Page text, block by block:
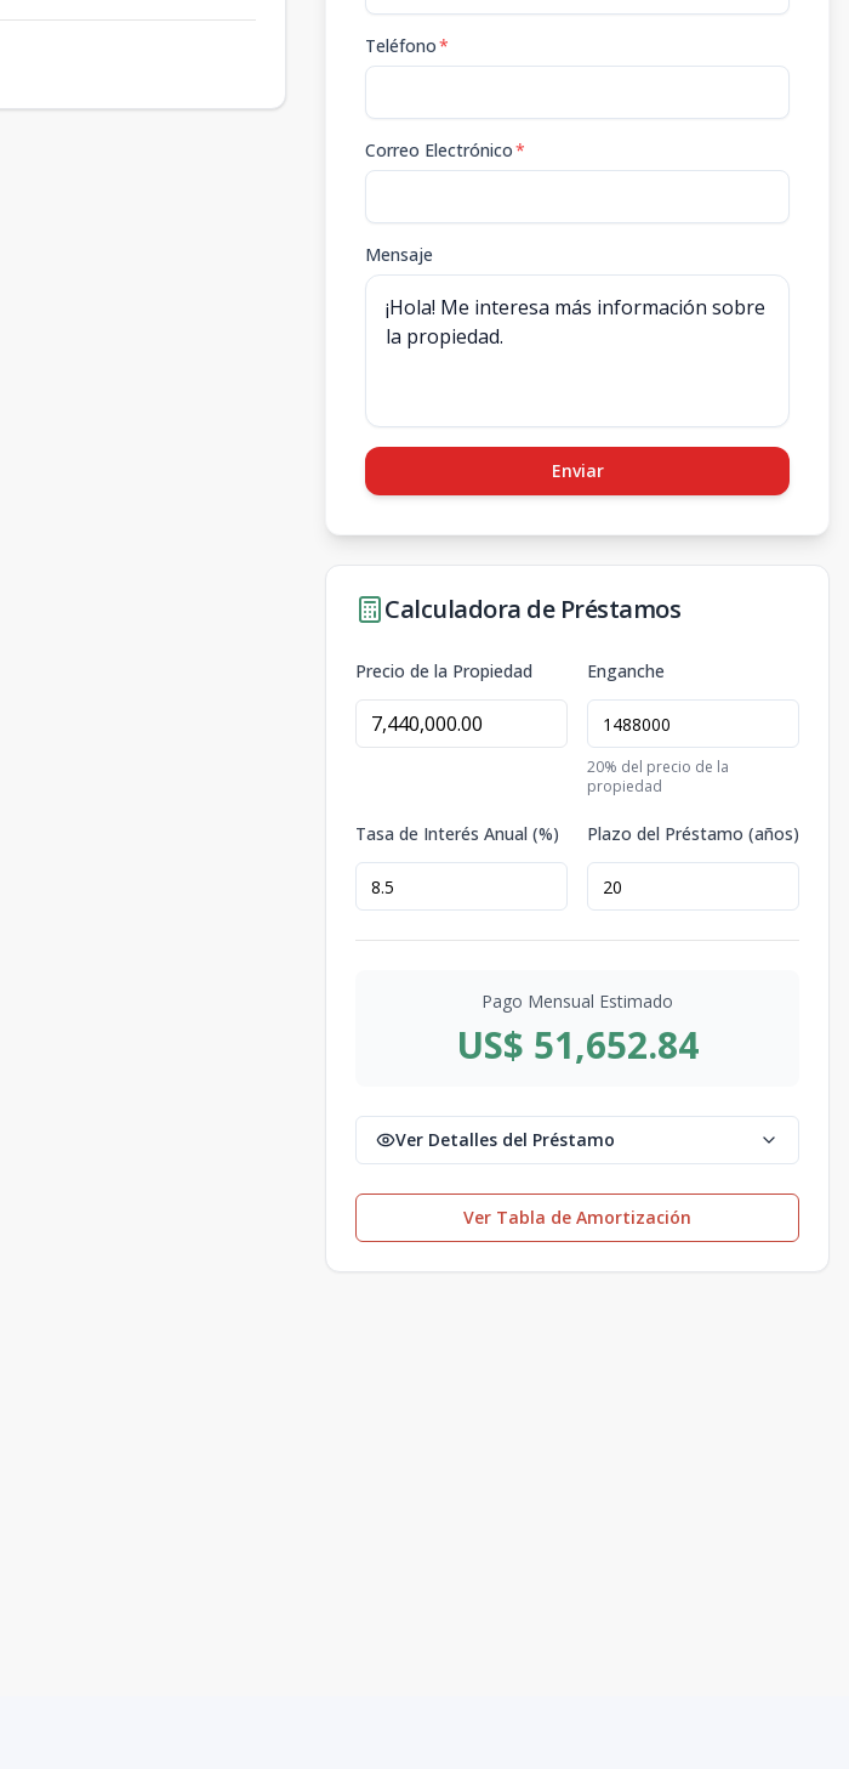
Teléfono*
Correo Electrónico*
Mensaje
Enviar
Calculadora de Préstamos
Precio de la Propiedad Enganche
20% del precio de la
propiedad
Tasa de Interés Anual (%) Plazo del Préstamo (años)
Pago Mensual Estimado
US$ 51,652.84
Ver Detalles del Préstamo
Ver Tabla de Amortización